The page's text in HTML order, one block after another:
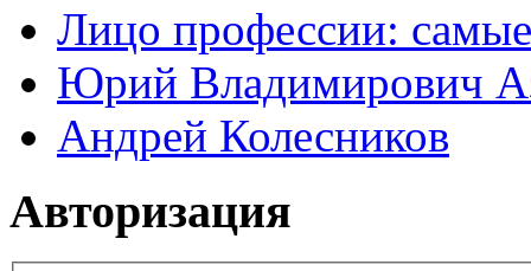
Лицо профессии:
Юрий Владимирович
Андрей Колесников
Авторизация